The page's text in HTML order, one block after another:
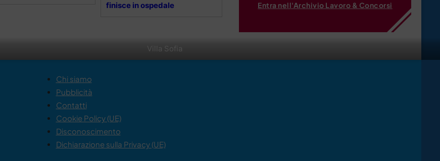
Villa Sofia
finisce in ospedale
Entra nell'Archivio Lavoro & Concorsi
Chi siamo
Pubblicità
Contatti
Cookie Policy (UE)
Disconoscimento
Dichiarazione sulla Privacy (UE)